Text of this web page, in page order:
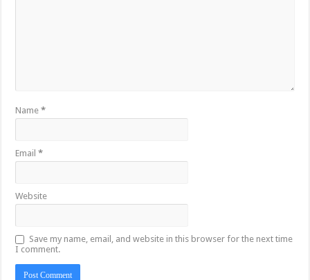
Name*
Email*
Website
Save my name, email, and website in this browser for the next time
I comment.